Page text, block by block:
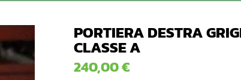
PORTIERA DESTRA
CLASSE A
240,00€